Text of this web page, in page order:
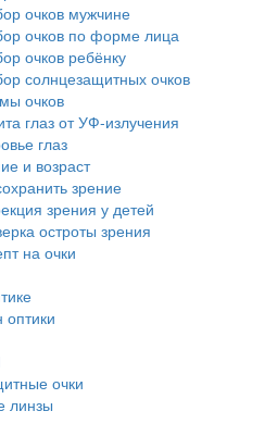
очков мужчине
очков по форме лица
очков ребёнку
солнцезащитных очков
очков
глаз от УФ-излучения
глаз
и возраст
зрение
зрения у детей
остроты зрения
на очки
очки
линзы